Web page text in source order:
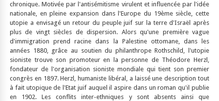
chronique. Motivée par l'antisémitisme virulent et influencée par l'idée
nationale, en pleine expansion dans l'Europe du 19ème siècle, cette
utopie a envisagé un retour du peuple juif sur la terre d'Israël après
plus de vingt siècles de dispersion. Alors qu'une première vague
d'immigration prend racine dans la Palestine ottomane, dans les
années 1880, grâce au soutien du philanthrope Rothschild, l'utopie
sioniste trouve son promoteur en la personne de Théodore Herzl,
fondateur de l'organisation sioniste mondiale qui tient son premier
congrès en 1897. Herzl, humaniste libéral, a laissé une description tout
à fait utopique de l'Etat juif auquel il aspire dans un roman qu'il publie
en 1902. Les conflits inter-ethniques y sont absents ainsi que